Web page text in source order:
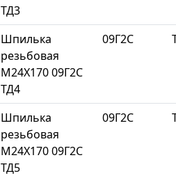
ТД3
Шпилька
резьбовая
М24Х170 09Г2С
ТД4
09Г2С
Шпилька
резьбовая
М24Х170 09Г2С
ТД5
09Г2С